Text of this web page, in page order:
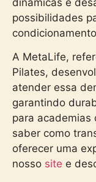
dinâmicas e
possibilidades
A MetaLife,
Pilates,
atender essa
garantindo
para academias
saber como
oferecer uma
nosso site e